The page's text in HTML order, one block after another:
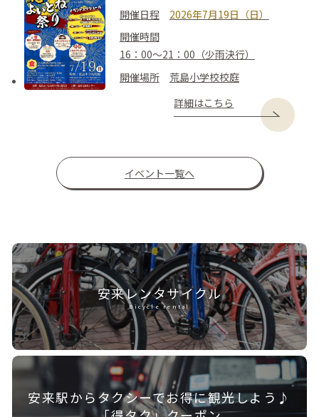
開催日程
2026年7月19日（日）
開催時間
16：00～21：00（少雨決行）
開催場所
荒島小学校校庭
詳細はこちら
イベント一覧へ
安来レンタサイクル
Bicycle rental
安来駅からタクシーでお得に観光しよう♪